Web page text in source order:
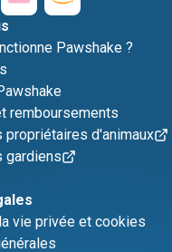
Pawshake ?
remboursements
propriétaires d'animaux
gardiens
vie privée et cookies